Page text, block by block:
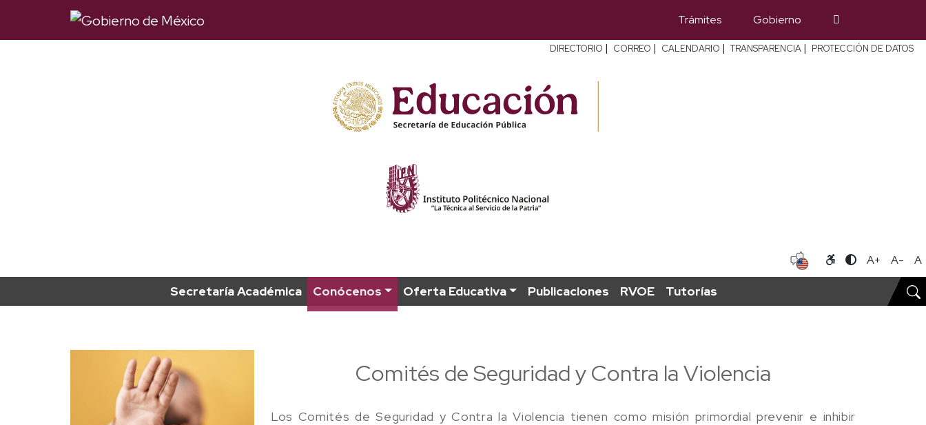
Trámites Gobierno
DIRECTORIO | CORREO | CALENDARIO | TRANSPARENCIA | PROTECCIÓN DE DATOS
A+ A- A
Secretaría Académica Conócenos Oferta Educativa Publicaciones RVOE Tutorías
Comités de Seguridad y Contra la Violencia
Los Comités de Seguridad y Contra la Violencia tienen como misión primordial prevenir e inhibir